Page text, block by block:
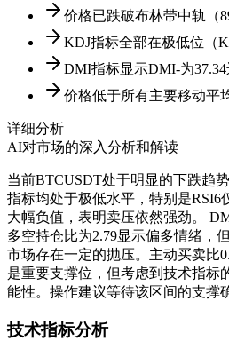
价格已跌破布林带中轨（
KDJ指标全部在极低位（
DMI指标显示DMI-为
价格低于所有主要移动平
详细分析
AI对市场的深入分析和解读
当前BTCUSDT处于明显的下跌趋
指标均处于极低水平，特别是RSI6
大幅负值，表明卖压依然强劲。
多空持仓比为2.79显示偏多情绪，
市场存在一定的抛压。主动买卖比
是重要支撑位，但考虑到技术指标
能性。操作建议等待该区间的支撑
技术指标分析